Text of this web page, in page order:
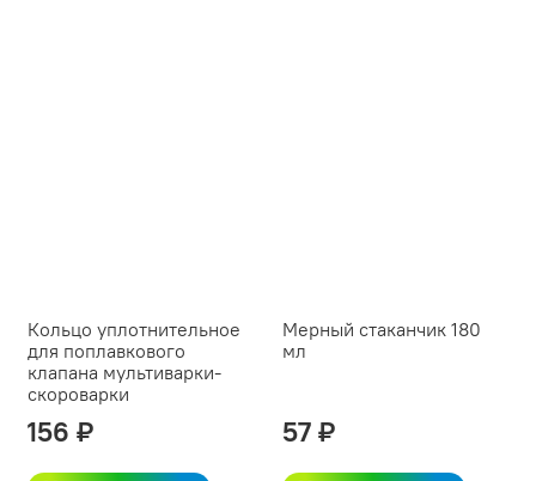
Кольцо уплотнительное
для поплавкового
клапана мультиварки-
скороварки
156 ₽
Мерный стаканчик 180
мл
57 ₽